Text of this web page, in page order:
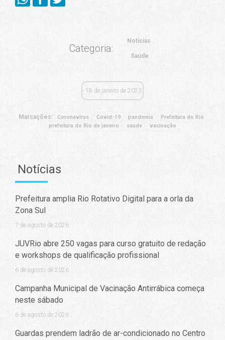
Categoria:
Notícias
Saúde
18 de janeiro de 2023
Marcações: Coronavírus Covid-19 pandemia
Prefeitura do Rio
prefeitura do Rio de janeiro
saúde vacinação
Notícias
Prefeitura amplia Rio Rotativo Digital para a orla da
Zona Sul
7 de agosto de 2026
JUVRio abre 250 vagas para curso gratuito de redação
e workshops de qualificação profissional
6 de agosto de 2026
Campanha Municipal de Vacinação Antirrábica começa
neste sábado
6 de agosto de 2026
Guardas prendem ladrão de ar-condicionado no Centro